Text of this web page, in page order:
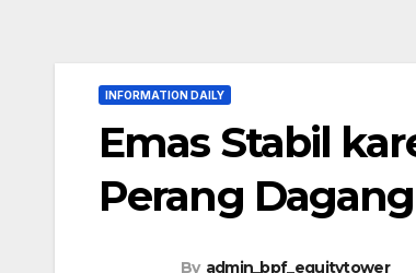
INFORMATION DAILY
Emas Stabil
Perang
By admin_bpf_equitytower